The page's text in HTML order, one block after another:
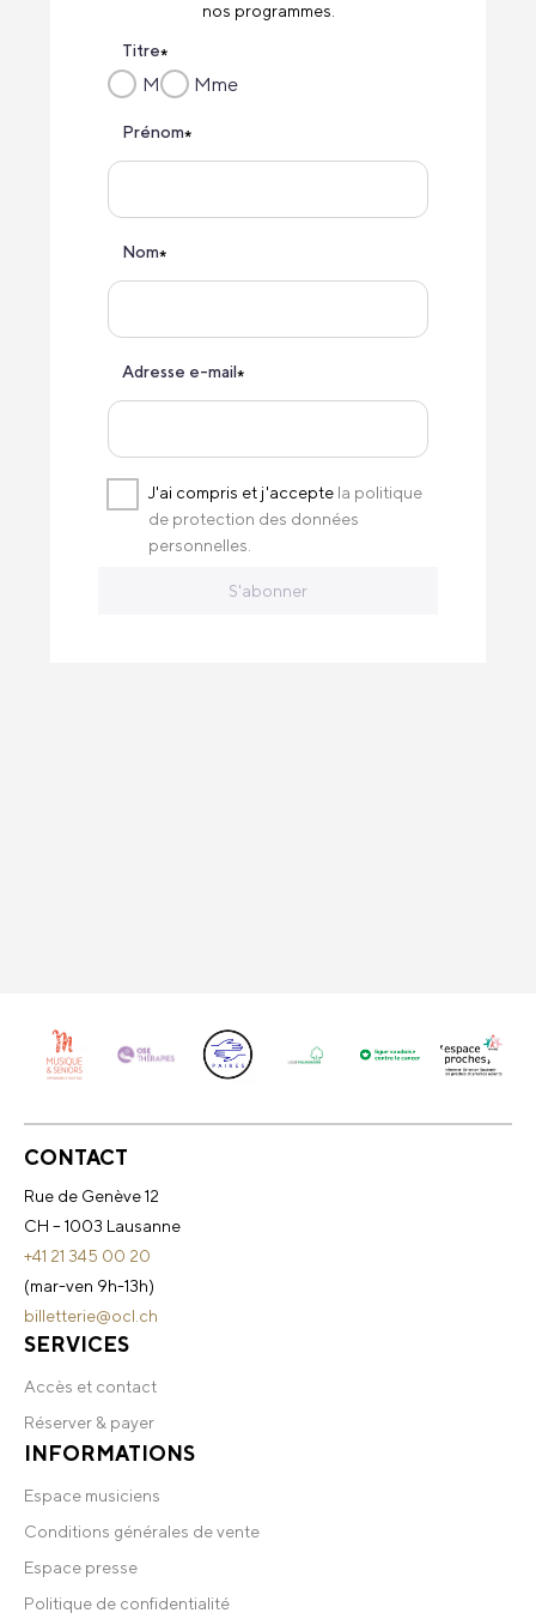
nos programmes.
Titre*
M
Mme
Prénom*
Nom*
Adresse e-mail*
J'ai compris et j'accepte la politique
de protection des données
personnelles.
S'abonner
CONTACT
Rue de Genève 12
CH – 1003 Lausanne
+41 21 345 00 20
(mar-ven 9h-13h)
billetterie@ocl.ch
SERVICES
Accès et contact
Réserver & payer
INFORMATIONS
Espace musiciens
Conditions générales de vente
Espace presse
Politique de confidentialité